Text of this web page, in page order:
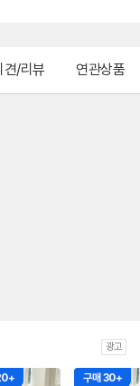
견/리뷰 연관상품
광고
구매 30+